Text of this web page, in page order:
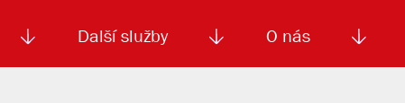
Další služby O nás